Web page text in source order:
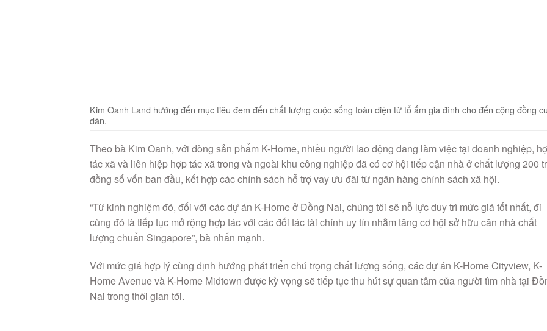
Kim Oanh Land hướng đến mục tiêu đem đến chất lượng cuộc sống toàn diện từ tổ ấm gia đình cho đến cộng đồng
dân.
Theo bà Kim Oanh, với dòng sản phẩm K-Home, nhiều người lao động đang làm việc tại doanh nghiệp,
tác xã và liên hiệp hợp tác xã trong và ngoài khu công nghiệp đã có cơ hội tiếp cận nhà ở chất lượng 200
đồng số vốn ban đầu, kết hợp các chính sách hỗ trợ vay ưu đãi từ ngân hàng chính sách xã hội.
“Từ kinh nghiệm đó, đối với các dự án K-Home ở Đồng Nai, chúng tôi sẽ nỗ lực duy trì mức giá tốt nhất, đi
cùng đó là tiếp tục mở rộng hợp tác với các đối tác tài chính uy tín nhằm tăng cơ hội sở hữu căn nhà chất
lượng chuẩn Singapore”, bà nhấn mạnh.
Với mức giá hợp lý cùng định hướng phát triển chú trọng chất lượng sống, các dự án K-Home Cityview, K-
Home Avenue và K-Home Midtown được kỳ vọng sẽ tiếp tục thu hút sự quan tâm của người tìm nhà tại
Nai trong thời gian tới.